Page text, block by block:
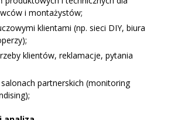
i montażystów;
klientami (np. sieci DIY, biura
klientów, reklamacje, pytania
partnerskich (monitoring